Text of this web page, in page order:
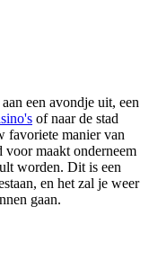
een avondje uit, een
of naar de stad
favoriete manier van
maakt onderneem
worden. Dit is een
en het zal je weer
gaan.